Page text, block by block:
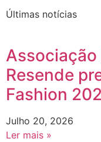
Últimas notícias
Associação
Resende
Fashion
Julho 20, 2026
Ler mais »